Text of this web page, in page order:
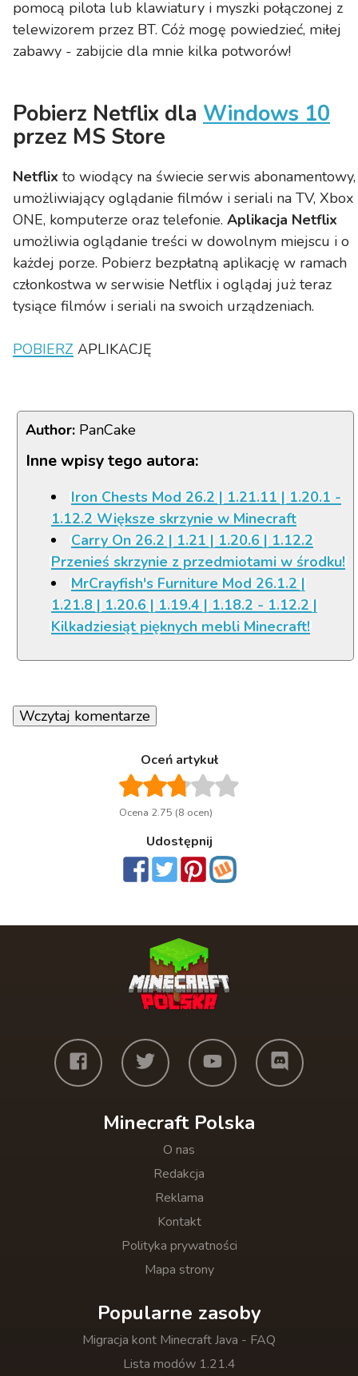
pomocą pilota lub klawiatury i myszki połączonej z
telewizorem przez BT. Cóż mogę powiedzieć, miłej
zabawy - zabijcie dla mnie kilka potworów!
Pobierz Netflix dla Windows 10
przez MS Store
Netflix to wiodący na świecie serwis abonamentowy,
umożliwiający oglądanie filmów i seriali na TV, Xbox
ONE, komputerze oraz telefonie. Aplikacja Netflix
umożliwia oglądanie treści w dowolnym miejscu i o
każdej porze. Pobierz bezpłatną aplikację w ramach
członkostwa w serwisie Netflix i oglądaj już teraz
tysiące filmów i seriali na swoich urządzeniach.
POBIERZ APLIKACJĘ
Author: PanCake
Inne wpisy tego autora:
Iron Chests Mod 26.2 | 1.21.11 | 1.20.1 -
1.12.2 Większe skrzynie w Minecraft
Carry On 26.2 | 1.21 | 1.20.6 | 1.12.2
Przenieś skrzynie z przedmiotami w środku!
MrCrayfish's Furniture Mod 26.1.2 |
1.21.8 | 1.20.6 | 1.19.4 | 1.18.2 - 1.12.2 |
Kilkadziesiąt pięknych mebli Minecraft!
Wczytaj komentarze
Oceń artykuł
Ocena 2.75 (8 ocen)
Udostępnij
Minecraft Polska
O nas
Redakcja
Reklama
Kontakt
Polityka prywatności
Mapa strony
Popularne zasoby
Migracja kont Minecraft Java - FAQ
Lista modów 1.21.4